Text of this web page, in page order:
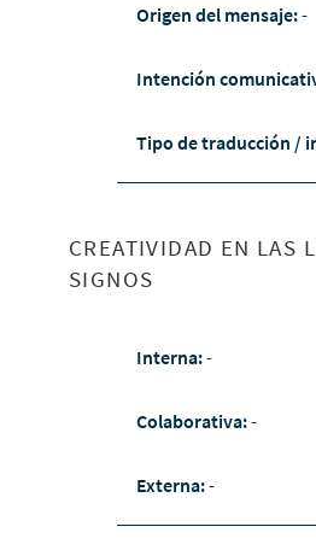
Origen del mensaje:-
Intención
Tipo de traducción /
CREATIVIDAD EN LAS
SIGNOS
Interna:-
Colaborativa:-
Externa:-